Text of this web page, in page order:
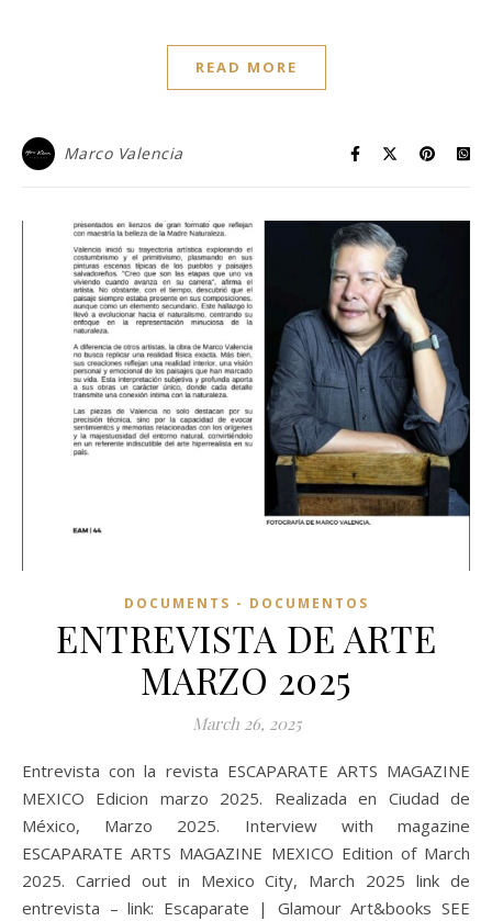
READ MORE
Marco Valencia
DOCUMENTS - DOCUMENTOS
ENTREVISTA DE ARTE
MARZO 2025
March 26, 2025
Entrevista con la revista ESCAPARATE ARTS MAGAZINE
MEXICO Edicion marzo 2025. Realizada en Ciudad de
México, Marzo 2025. Interview with magazine
ESCAPARATE ARTS MAGAZINE MEXICO Edition of March
2025. Carried out in Mexico City, March 2025 link de
entrevista – link: Escaparate | Glamour Art&books SEE